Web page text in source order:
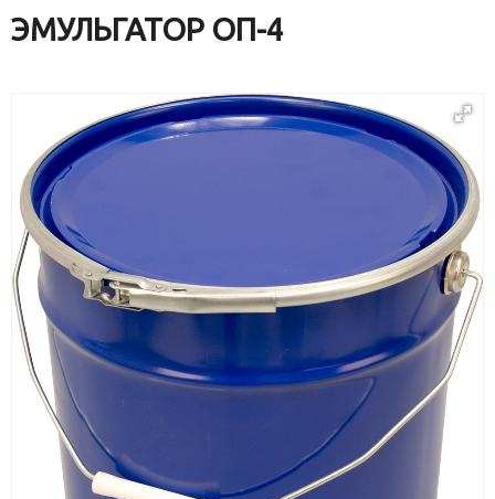
aysberg-sales@yandex.by
ЭМУЛЬГАТОР ОП-4